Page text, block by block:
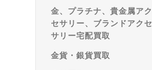
金、プラチナ、貴金属アク
セサリー、ブランドアクセ
サリー宅配買取
金貨・銀貨買取